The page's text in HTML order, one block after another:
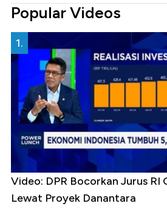
Popular Videos
1.
Video: DPR Bocorkan Jurus RI
Lewat Proyek Danantara